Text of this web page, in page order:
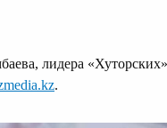
лидера
.